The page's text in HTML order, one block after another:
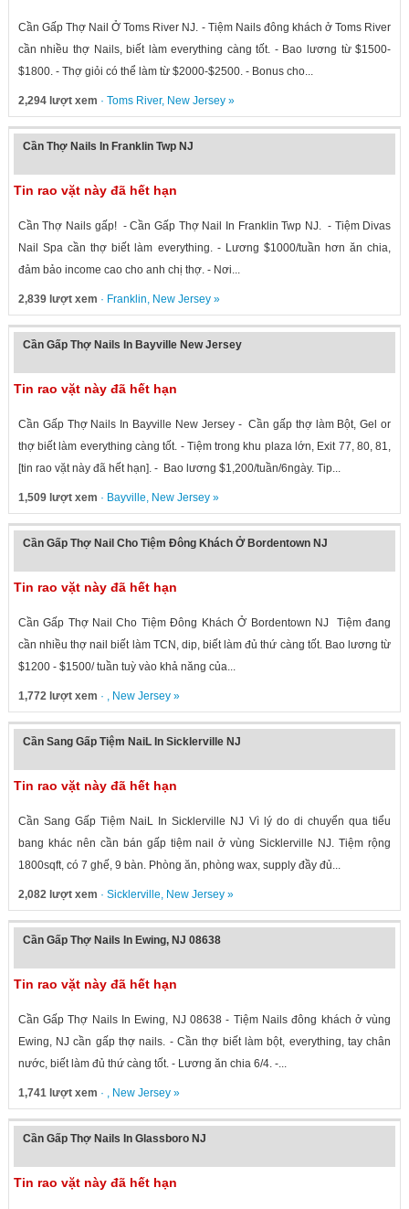
Cần Gấp Thợ Nail Ở Toms River NJ. - Tiệm Nails đông khách ở Toms River
cần nhiều thợ Nails, biết làm everything càng tốt. - Bao lương từ $1500-
$1800. - Thợ giỏi có thể làm từ $2000-$2500. - Bonus cho...
2,294 lượt xem · Toms River, New Jersey»
Cần Thợ Nails In Franklin Twp NJ
Tin rao vặt này đã hết hạn
Cần Thợ Nails gấp! - Cần Gấp Thợ Nail In Franklin Twp NJ. - Tiệm Divas
Nail Spa cần thợ biết làm everything. - Lương $1000/tuần hơn ăn chia,
đảm bảo income cao cho anh chị thợ. - Nơi...
2,839 lượt xem · Franklin, New Jersey»
Cần Gấp Thợ Nails In Bayville New Jersey
Tin rao vặt này đã hết hạn
Cần Gấp Thợ Nails In Bayville New Jersey - Cần gấp thợ làm Bột, Gel or
thợ biết làm everything càng tốt. - Tiệm trong khu plaza lớn, Exit 77, 80, 81,
[tin rao vặt này đã hết hạn]. - Bao lương $1,200/tuần/6ngày. Tip...
1,509 lượt xem · Bayville, New Jersey»
Cần Gấp Thợ Nail Cho Tiệm Đông Khách Ở Bordentown NJ
Tin rao vặt này đã hết hạn
Cần Gấp Thợ Nail Cho Tiệm Đông Khách Ở Bordentown NJ Tiệm đang
cần nhiều thợ nail biết làm TCN, dip, biết làm đủ thứ càng tốt. Bao lương từ
$1200 - $1500/ tuần tuỳ vào khả năng của...
1,772 lượt xem · , New Jersey»
Cần Sang Gấp Tiệm NaiL In Sicklerville NJ
Tin rao vặt này đã hết hạn
Cần Sang Gấp Tiệm NaiL In Sicklerville NJ Vì lý do di chuyển qua tiểu
bang khác nên cần bán gấp tiệm nail ở vùng Sicklerville NJ. Tiệm rộng
1800sqft, có 7 ghế, 9 bàn. Phòng ăn, phòng wax, supply đầy đủ...
2,082 lượt xem · Sicklerville, New Jersey»
Cần Gấp Thợ Nails In Ewing, NJ 08638
Tin rao vặt này đã hết hạn
Cần Gấp Thợ Nails In Ewing, NJ 08638 - Tiệm Nails đông khách ở vùng
Ewing, NJ cần gấp thợ nails. - Cần thợ biết làm bột, everything, tay chân
nước, biết làm đủ thứ càng tốt. - Lương ăn chia 6/4. -...
1,741 lượt xem · , New Jersey»
Cần Gấp Thợ Nails In Glassboro NJ
Tin rao vặt này đã hết hạn